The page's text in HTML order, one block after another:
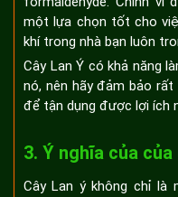
một lựa chọn tốt cho
khí trong nhà bạn luôn
Cây Lan Ý có khả năng
nó, nên hãy đảm bảo
để tận dụng được lợi ích
3. Ý nghĩa của của
Cây Lan ý không chỉ